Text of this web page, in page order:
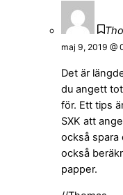
maj 9, 2019 @
Det är
du angett
för. Ett tips
SXK att
också spara
också
papper.